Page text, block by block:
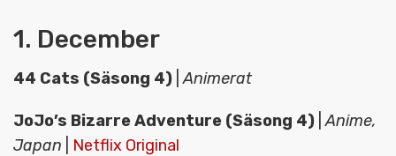
1. December
44 Cats (Säsong 4) |Animerat
JoJo’s Bizarre Adventure (Säsong 4) |Anime,
Japan
Netflix Original